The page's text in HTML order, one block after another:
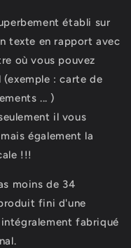
établi sur
texte en rapport avec
où vous pouvez
(exemple : carte de
... )
il vous
également la
!!!
moins de 34
fini d'une
fabriqué